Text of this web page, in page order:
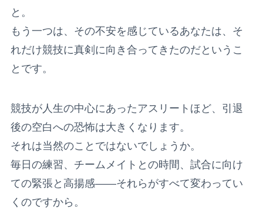
と。
もう一つは、その不安を感じているあなたは、そ
れだけ競技に真剣に向き合ってきたのだというこ
とです。
競技が人生の中心にあったアスリートほど、引退
後の空白への恐怖は大きくなります。
それは当然のことではないでしょうか。
毎日の練習、チームメイトとの時間、試合に向け
ての緊張と高揚感——それらがすべて変わってい
くのですから。